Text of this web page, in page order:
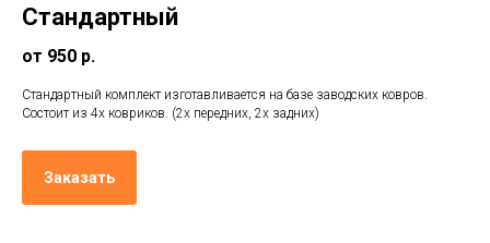
Стандартный
от 950 р.
Стандартный комплект изготавливается на базе заводских ковров.
Состоит из 4х ковриков. (2х передних, 2х задних)
Заказать